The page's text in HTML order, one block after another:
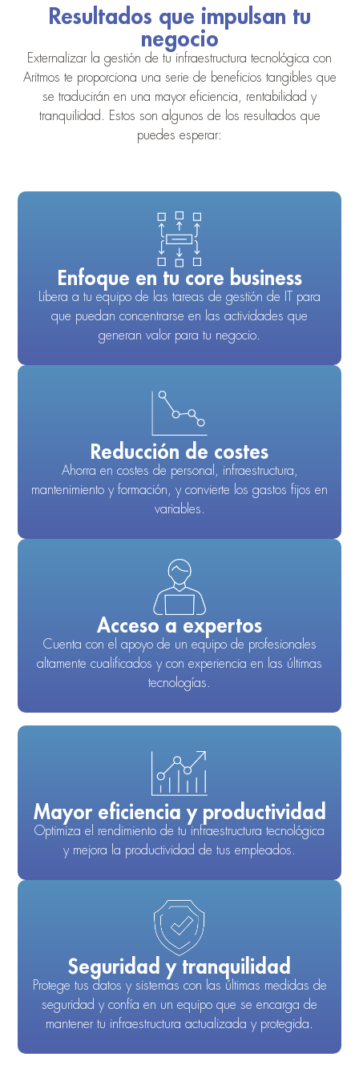
Resultados que impulsan tu
negocio
Externalizar la gestión de tu infraestructura tecnológica con
Aritmos te proporciona una serie de beneficios tangibles que
se traducirán en una mayor eficiencia, rentabilidad y
tranquilidad. Estos son algunos de los resultados que
puedes esperar:
Enfoque en tu core business
Libera a tu equipo de las tareas de gestión de IT para
que puedan concentrarse en las actividades que
generan valor para tu negocio.
Reducción de costes
Ahorra en costes de personal, infraestructura,
mantenimiento y formación, y convierte los gastos fijos en
variables.
Acceso a expertos
Cuenta con el apoyo de un equipo de profesionales
altamente cualificados y con experiencia en las últimas
tecnologías.
Mayor eficiencia y productividad
Optimiza el rendimiento de tu infraestructura tecnológica
y mejora la productividad de tus empleados.
Seguridad y tranquilidad
Protege tus datos y sistemas con las últimas medidas de
seguridad y confía en un equipo que se encarga de
mantener tu infraestructura actualizada y protegida.